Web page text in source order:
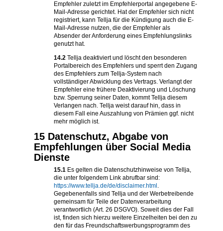
Empfehler zuletzt im Empfehlerportal angegebene E-
Mail-Adresse gerichtet. Hat der Empfehler sich nicht
registriert, kann Tellja für die Kündigung auch die E-
Mail-Adresse nutzen, die der Empfehler als
Absender der Anforderung eines Empfehlungslinks
genutzt hat.
14.2 Tellja deaktiviert und löscht den besonderen
Portalbereich des Empfehlers und sperrt den Zugang
des Empfehlers zum Tellja-System nach
vollständiger Abwicklung des Vertrags. Verlangt der
Empfehler eine frühere Deaktivierung und Löschung
bzw. Sperrung seiner Daten, kommt Tellja diesem
Verlangen nach. Tellja weist darauf hin, dass in
diesem Fall eine Auszahlung von Prämien ggf. nicht
mehr möglich ist.
15 Datenschutz, Abgabe von
Empfehlungen über Social Media
Dienste
15.1 Es gelten die Datenschutzhinweise von Tellja,
die unter folgendem Link abrufbar sind:
https://www.tellja.de/de/disclaimer.html .
Gegebenenfalls sind Tellja und der Werbetreibende
gemeinsam für Teile der Datenverarbeitung
verantwortlich (Art. 26 DSGVO). Soweit dies der Fall
ist, finden sich hierzu weitere Einzelheiten bei den zu
den für das Freundschaftswerbungsprogramm des